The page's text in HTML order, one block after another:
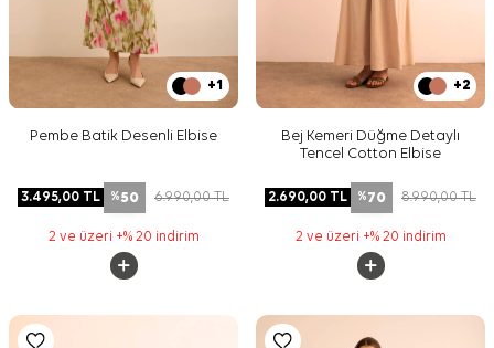
+1
Pembe Batik Desenli Elbise
3.495,00 TL %50 6.990,00TL
2 ve üzeri +% 20 indirim
+2
Bej Kemeri Düğme Detaylı
Tencel Cotton Elbise
2.690,00 TL %70 8.990,00TL
2 ve üzeri +% 20 indirim